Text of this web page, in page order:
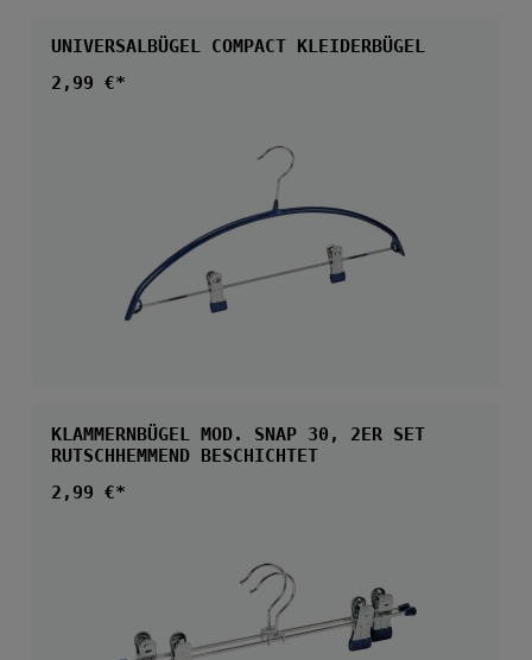
UNIVERSALBÜGEL COMPACT KLEIDERBÜGEL
Regulärer Preis:
2,99 €*
KLAMMERNBÜGEL MOD. SNAP 30, 2ER SET
RUTSCHHEMMEND BESCHICHTET
Regulärer Preis:
2,99 €*